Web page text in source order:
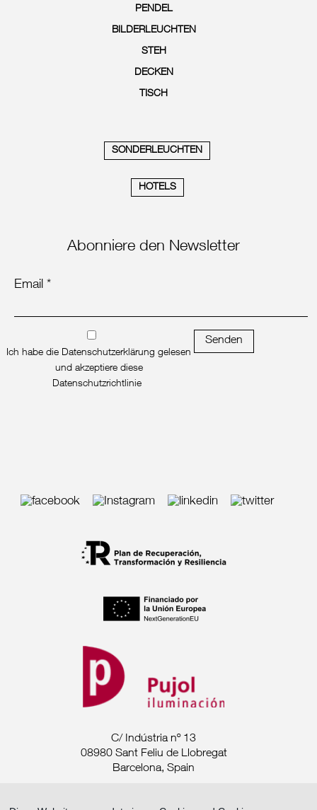
PENDEL
BILDERLEUCHTEN
STEH
DECKEN
TISCH
SONDERLEUCHTEN
HOTELS
Abonniere den Newsletter
Email *
Ich habe die Datenschutzerklärung gelesen
und akzeptiere diese
Datenschutzrichtlinie
Senden
C/ Indústria nº 13
08980 Sant Feliu de Llobregat
Barcelona, Spain